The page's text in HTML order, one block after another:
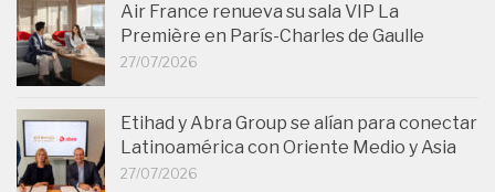
Air France renueva su sala VIP La
Première en París-Charles de Gaulle
27/07/2026
Etihad y Abra Group se alían para conectar
Latinoamérica con Oriente Medio y Asia
27/07/2026